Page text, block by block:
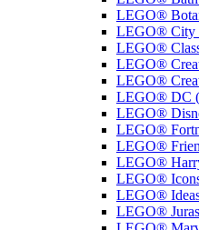
LEGO®
LEGO® City
LEGO®
LEGO®
LEGO®
LEGO® DC
LEGO®
LEGO®
LEGO®
LEGO®
LEGO®
LEGO®
LEGO®